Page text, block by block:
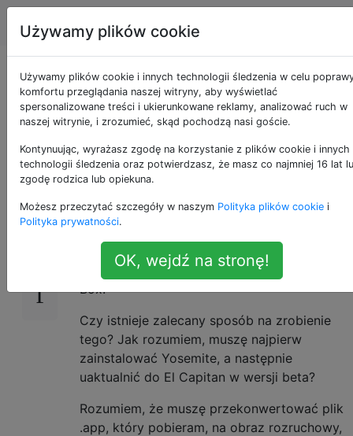
Apple Tagi
Zainstaluj El Capitan
w Virtual Box do
celów testowych
30
Zapisałem się do programu beta firmy Apple,
oprogramowanie pod El Capitan. Dlatego
chciałbym zainstalować El Capitan w Virtual
Box.
Czy istnieje zalecany sposób na zrobienie
tego? Jak rozumiem, muszę najpierw
zainstalować Yosemite, a następnie
uaktualnić do El Capitan w wersji beta?
Rozumiem, że muszę przekonwertować plik
.app, który pobieram, na obraz rozruchowy,
Używamy plików cookie
Używamy plików cookie i innych technologii śledzenia w celu
komfortu przeglądania naszej witryny, aby wyświetlać
spersonalizowane treści i ukierunkowane reklamy, analizować ruch w
naszej witrynie, i zrozumieć, skąd pochodzą nasi goście.
Kontynuując, wyrażasz zgodę na korzystanie z plików cookie i innych
technologii śledzenia oraz potwierdzasz, że masz co najmniej 16 lat
zgodę rodzica lub opiekuna.
Możesz przeczytać szczegóły w naszym Polityka plików cookie i
Polityka prywatności.
OK, wejdź na stronę!